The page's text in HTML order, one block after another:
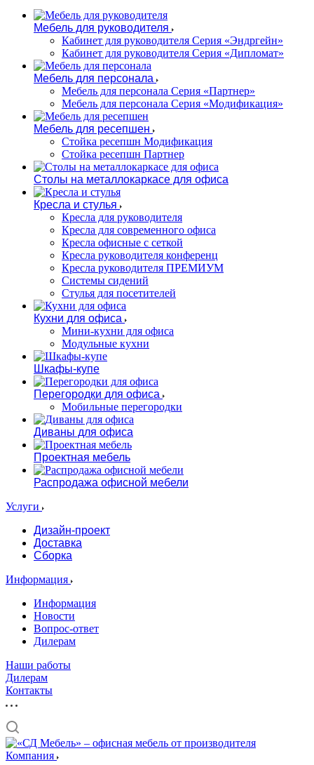
Мебель для руководителя
Кабинет для руководителя Серия «Эндргейн»
Кабинет для руководителя Серия «Дипломат»
Мебель для персонала
Мебель для персонала Серия «Партнер»
Мебель для персонала Серия «Модификация»
Мебель для ресепшен
Стойка ресепшн Модификация
Стойка ресепшн Партнер
Столы на металлокаркасе для офиса
Кресла и стулья
Кресла для руководителя
Кресла для современного офиса
Кресла офисные с сеткой
Кресла руководителя конференц
Кресла руководителя ПРЕМИУМ
Системы сидений
Стулья для посетителей
Кухни для офиса
Мини-кухни для офиса
Модульные кухни
Шкафы-купе
Перегородки для офиса
Мобильные перегородки
Диваны для офиса
Проектная мебель
Распродажа офисной мебели
Услуги
Дизайн-проект
Доставка
Сборка
Информация
Информация
Новости
Вопрос-ответ
Дилерам
Наши работы
Дилерам
Контакты
Компания